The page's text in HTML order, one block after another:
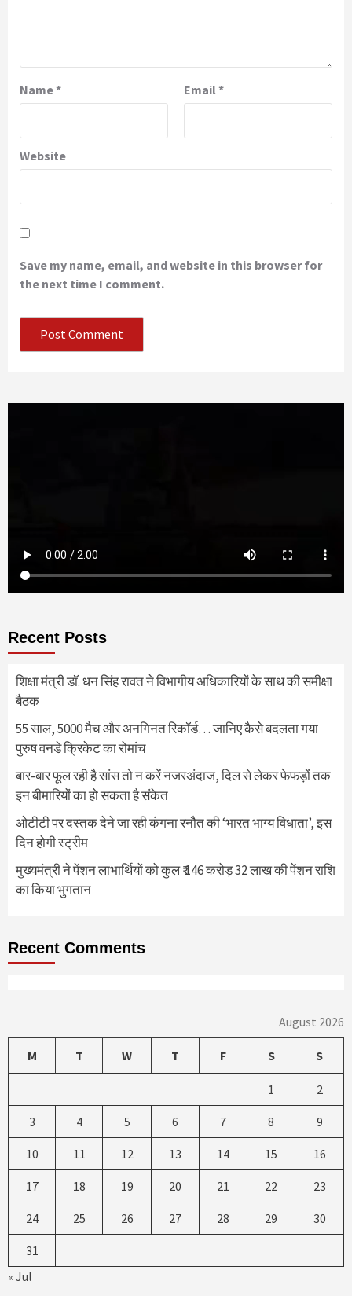
Name* Email *
Website
Save my name, email, and website in this browser for
the next time I comment.
Recent Posts
शिक्षा मंत्री डॉ. धन सिंह रावत ने विभागीय अधिकारियों के साथ की समीक्षा
बैठक
55 साल, 5000 मैच और अनगिनत रिकॉर्ड… जानिए कैसे बदलता गया
पुरुष वनडे क्रिकेट का रोमांच
बार-बार फूल रही है सांस तो न करें नजरअंदाज, दिल से लेकर फेफड़ों तक
इन बीमारियों का हो सकता है संकेत
ओटीटी पर दस्तक देने जा रही कंगना रनौत की ‘भारत भाग्य विधाता’, इस
दिन होगी स्ट्रीम
मुख्यमंत्री ने पेंशन लाभार्थियों को कुल ₹ 146 करोड़ 32 लाख की पेंशन राशि
का किया भुगतान
Recent Comments
August 2026
M T W T F S S
1 2
3 4 5 6 7 8 9
10 11 12 13 14 15 16
17 18 19 20 21 22 23
24 25 26 27 28 29 30
31
« Jul